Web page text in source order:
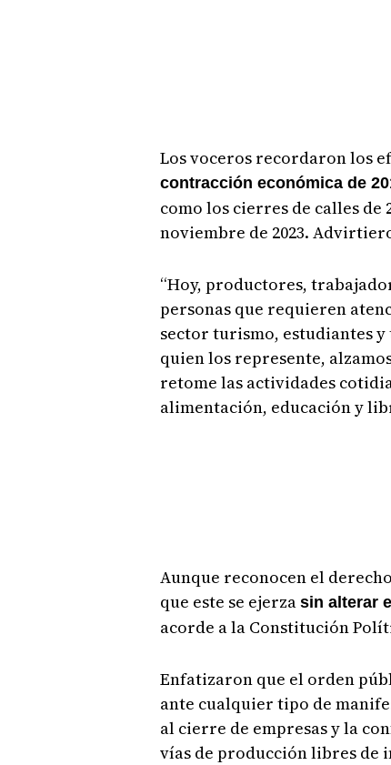
Los voceros recordaron los
contracción económica de
como los cierres de calles de
noviembre de 2023.
“Hoy, productores,
personas que requieren
sector turismo, estudiantes
quien los represente,
retome las actividades
alimentación, educación y
Aunque reconocen el
que este se ejerza sin alterar
acorde a la Constitución
Enfatizaron que el orden
ante cualquier tipo de
al cierre de empresas y la
vías de producción libres de